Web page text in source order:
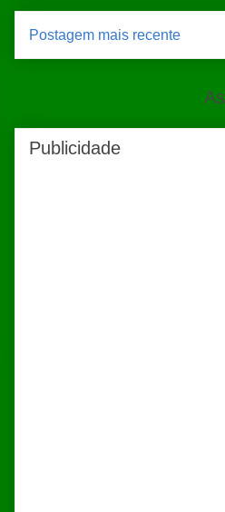
Postagem mais recente
Publicidade